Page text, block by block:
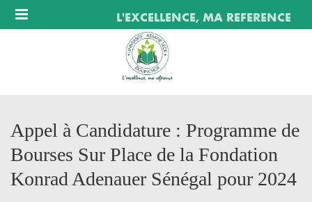
Menu L'EXCELLENCE, MA REFERENCE
Appel à Candidature : Programme de
Bourses Sur Place de la Fondation
Konrad Adenauer Sénégal pour 2024